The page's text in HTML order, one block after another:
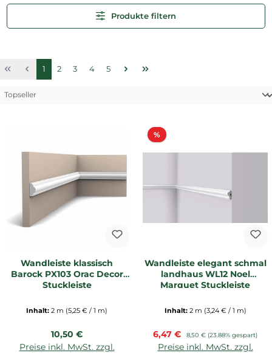
Produkte filtern
Seite
1 Seite
2 Seite
3 Seite
4 Seite
5
Wandleiste klassisch
Barock PX103 Orac Decor
Stuckleiste
Inhalt: 2 m (5,25 € / 1 m)
Regulärer Preis:
10,50 €
Preise inkl. MwSt. zzgl.
%Rabatt
Wandleiste elegant schmal
landhaus WL12 Noel
Marquet Stuckleiste
Inhalt: 2 m (3,24 € / 1 m)
Verkaufspreis:
6,47 € Regulärer Preis:
8,50 € (23.88% gespart)
Preise inkl. MwSt. zzgl.